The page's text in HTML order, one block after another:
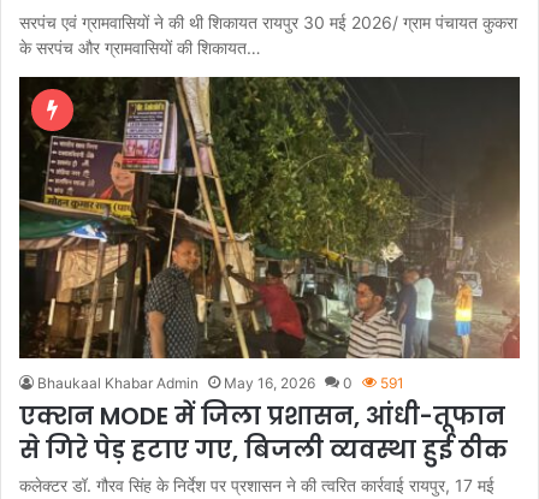
सरपंच एवं ग्रामवासियों ने की थी शिकायत रायपुर 30 मई 2026/ ग्राम पंचायत कुकरा
के सरपंच और ग्रामवासियों की शिकायत…
Bhaukaal Khabar Admin May 16, 2026 0 591
एक्शन MODE में जिला प्रशासन, आंधी-तूफान
से गिरे पेड़ हटाए गए, बिजली व्यवस्था हुई ठीक
कलेक्टर डॉ. गौरव सिंह के निर्देश पर प्रशासन ने की त्वरित कार्रवाई रायपुर, 17 मई